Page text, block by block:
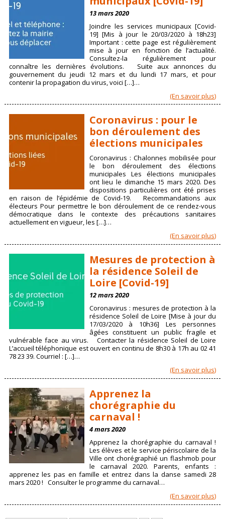
13 mars 2020
Joindre les services municipaux [Covid-
19] [Mis à jour le 20/03/2020 à 18h23]
Important : cette page est régulièrement
mise à jour en fonction de l’actualité.
Consultez-la régulièrement pour
connaître les dernières évolutions. Suite aux annonces du
gouvernement du jeudi 12 mars et du lundi 17 mars, et pour
contenir la propagation du virus, voici […]…
(En savoir plus)
Coronavirus : pour le
bon déroulement des
élections municipales
Coronavirus : Chalonnes mobilisée pour
le bon déroulement des élections
municipales Les élections municipales
ont lieu le dimanche 15 mars 2020. Des
dispositions particulières ont été prises
en raison de l’épidémie de Covid-19. Recommandations aux
électeurs Pour permettre le bon déroulement de ce rendez-vous
démocratique dans le contexte des précautions sanitaires
actuellement en vigueur, les […]…
(En savoir plus)
Mesures de protection à
la résidence Soleil de
Loire [Covid-19]
12 mars 2020
Coronavirus : mesures de protection à la
résidence Soleil de Loire [Mise à jour du
17/03/2020 à 10h36] Les personnes
âgées constituent un public fragile et
vulnérable face au virus. Contacter la résidence Soleil de Loire
L’accueil téléphonique est ouvert en continu de 8h30 à 17h au 02 41
78 23 39. Courriel : […]…
(En savoir plus)
Apprenez la
chorégraphie du
carnaval !
4 mars 2020
Apprenez la chorégraphie du carnaval !
Les élèves et le service périscolaire de la
Ville ont chorégraphié un flashmob pour
le carnaval 2020. Parents, enfants :
apprenez les pas en famille et entrez dans la danse samedi 28
mars 2020 ! Consulter le programme du carnaval…
(En savoir plus)